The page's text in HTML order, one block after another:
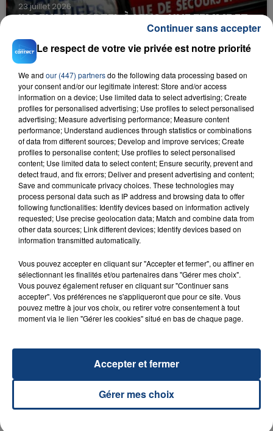
23 juillet 2026
INCENDIE MORTEL À LENS : UNE FEMME ET
SON BÉBÉ ENTRE LA VIE ET LA...
Un homme s'est immolé par le feu après avoir
aspergé sa compagne et leur bébé de trois mois
d'un liquide inflammable.
20 juillet 2026
UNE ADOLESCENTE DEVANT SE FAIRE
OPÉRER DE LA CHEVILLE RESSORT DE LA...
La famille a porté plainte contre la clinique qui a
reconnu sa responsabilité et présenté ses
excuses.
TITRES DIFFUSÉS
19h08
19h08 19h05
19h05
Le respect de votre vie privée est notre priorité
We and our (447) partnersdo the following data processing based on
your consent and/or our legitimate interest: Store and/or access
information on a device; Use limited data to select advertising; Create
profiles for personalised advertising; Use profiles to select personalised
advertising; Measure advertising performance; Measure content
performance; Understand audiences through statistics or combinations
of data from different sources; Develop and improve services; Create
profiles to personalise content; Use profiles to select personalised
content; Use limited data to select content; Ensure security, prevent and
detect fraud, and fix errors; Deliver and present advertising and content;
Save and communicate privacy choices. These technologies may
process personal data such as IP address and browsing data to offer
following functionalities: Identify devices based on information actively
requested; Use precise geolocation data; Match and combine data from
other data sources; Link different devices; Identify devices based on
information transmitted automatically.
Vous pouvez accepter en cliquant sur "Accepter et fermer", ou affiner en
sélectionnant les finalités et/ou partenaires dans "Gérer mes choix".
Vous pouvez également refuser en cliquant sur "Continuer sans
accepter". Vos préférences ne s'appliqueront que pour ce site. Vous
pouvez mettre à jour vos choix, ou retirer votre consentement à tout
moment via le lien "Gérer les cookies" situé en bas de chaque page.
Gérer mes choix
Accepter et fermer
Continuer sans accepter